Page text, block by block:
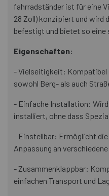
fahrradständer ist für eine
28 Zoll) konzipiert und wird
befestigt und bietet so eine
Eigenschaften:
- Vielseitigkeit: Kompatibel
sowohl Berg- als auch
- Einfache Installation:
installiert, ohne dass
- Einstellbar: Ermöglicht
Anpassung an verschiedene
- Zusammenklappbar:
einfachen Transport und